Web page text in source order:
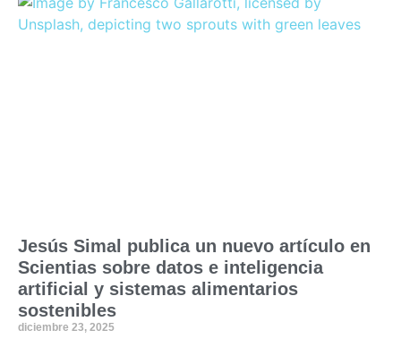
Jesús Simal publica un nuevo artículo en
Scientias sobre datos e inteligencia
artificial y sistemas alimentarios
sostenibles
diciembre 23, 2025